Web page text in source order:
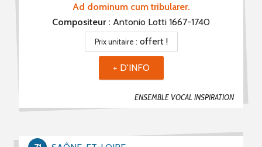
Ad dominum cum tribularer.
ENSEMBLE VOCAL INSPIRATION
Compositeur : Antonio Lotti 1667-1740
Prix unitaire : offert !
+ D'INFO